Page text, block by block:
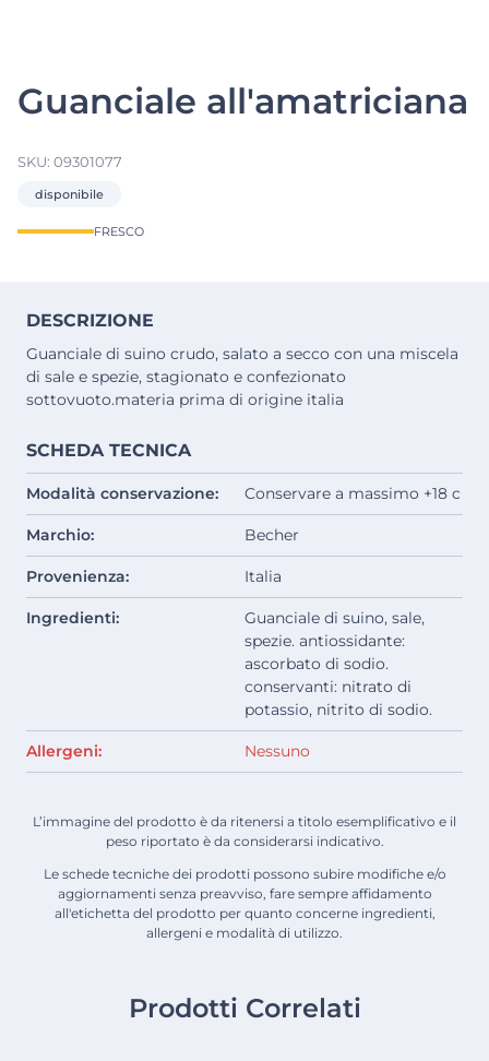
Guanciale all'amatriciana
SKU: 09301077
disponibile
FRESCO
DESCRIZIONE
Guanciale di suino crudo, salato a secco con una miscela
di sale e spezie, stagionato e confezionato
sottovuoto.materia prima di origine italia
SCHEDA TECNICA
Modalità conservazione: Conservare a massimo +18 c
Marchio: Becher
Provenienza: Italia
Ingredienti:
Guanciale di suino, sale,
spezie. antiossidante:
ascorbato di sodio.
conservanti: nitrato di
potassio, nitrito di sodio.
Allergeni: Nessuno
L’immagine del prodotto è da ritenersi a titolo esemplificativo e il
peso riportato è da considerarsi indicativo.
Le schede tecniche dei prodotti possono subire modifiche e/o
aggiornamenti senza preavviso, fare sempre affidamento
all'etichetta del prodotto per quanto concerne ingredienti,
allergeni e modalità di utilizzo.
Prodotti Correlati